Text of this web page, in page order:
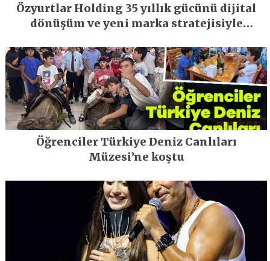
Özyurtlar Holding 35 yıllık gücünü dijital
dönüşüm ve yeni marka stratejisiyle
Öğrenciler Türkiye Deniz Canlıları
Müzesi’ne koştu